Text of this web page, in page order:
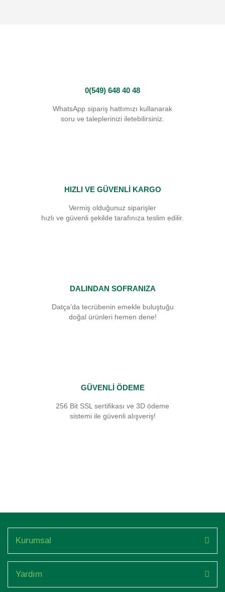
0(549) 648 40 48
WhatsApp sipariş hattımızı kullanarak
soru ve taleplerinizi iletebilirsiniz.
HIZLI VE GÜVENLİ KARGO
Vermiş olduğunuz siparişler
hızlı ve güvenli şekilde tarafınıza teslim edilir.
DALINDAN SOFRANIZA
Datça’da tecrübenin emekle buluştuğu
doğal ürünleri hemen dene!
GÜVENLİ ÖDEME
256 Bit SSL sertifikası ve 3D ödeme
sistemi ile güvenli alışveriş!
Kurumsal
Yardım